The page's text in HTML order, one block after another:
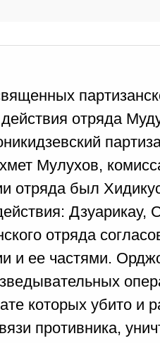
отряда
Мулухов,
отряда был
Дзуарикау,
отряда
и ее частями.
которых убито и
противника,